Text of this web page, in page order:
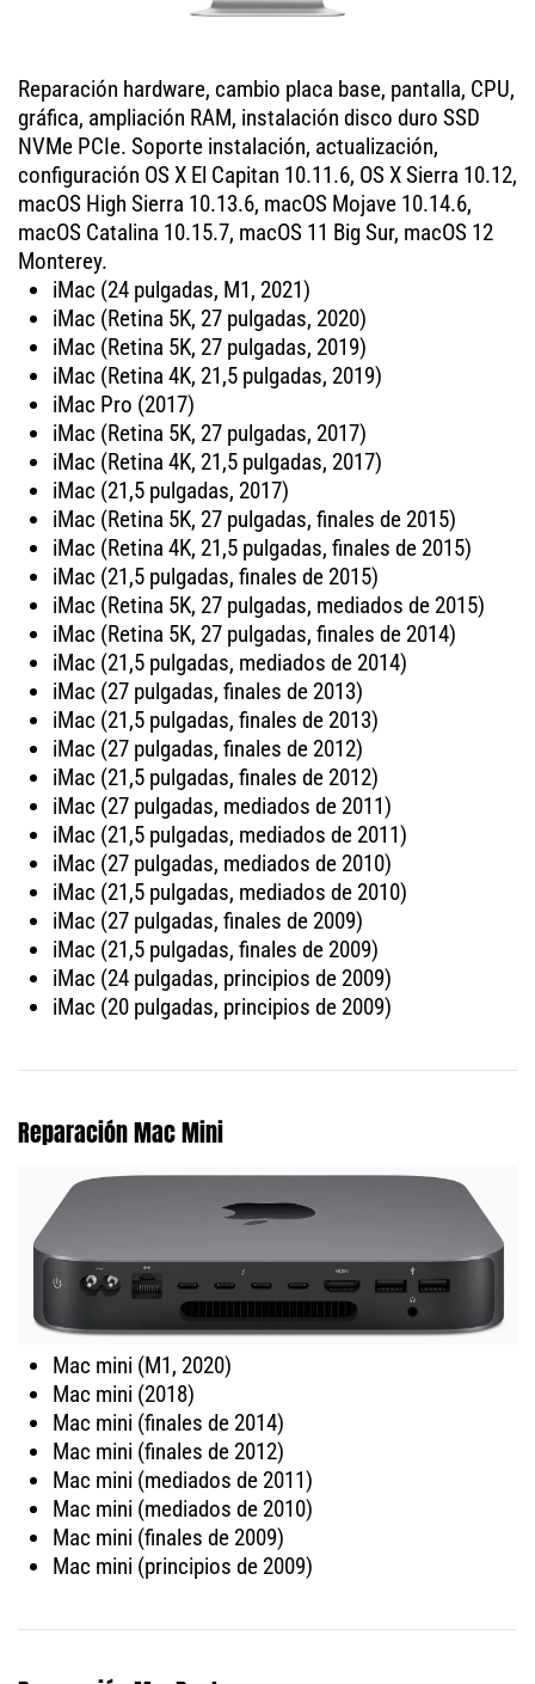
Reparación hardware, cambio placa base, pantalla, CPU,
gráfica, ampliación RAM, instalación disco duro SSD
NVMe PCIe. Soporte instalación, actualización,
configuración OS X El Capitan 10.11.6, OS X Sierra 10.12,
macOS High Sierra 10.13.6, macOS Mojave 10.14.6,
macOS Catalina 10.15.7, macOS 11 Big Sur, macOS 12
Monterey.
iMac (24 pulgadas, M1, 2021)
iMac (Retina 5K, 27 pulgadas, 2020)
iMac (Retina 5K, 27 pulgadas, 2019)
iMac (Retina 4K, 21,5 pulgadas, 2019)
iMac Pro (2017)
iMac (Retina 5K, 27 pulgadas, 2017)
iMac (Retina 4K, 21,5 pulgadas, 2017)
iMac (21,5 pulgadas, 2017)
iMac (Retina 5K, 27 pulgadas, finales de 2015)
iMac (Retina 4K, 21,5 pulgadas, finales de 2015)
iMac (21,5 pulgadas, finales de 2015)
iMac (Retina 5K, 27 pulgadas, mediados de 2015)
iMac (Retina 5K, 27 pulgadas, finales de 2014)
iMac (21,5 pulgadas, mediados de 2014)
iMac (27 pulgadas, finales de 2013)
iMac (21,5 pulgadas, finales de 2013)
iMac (27 pulgadas, finales de 2012)
iMac (21,5 pulgadas, finales de 2012)
iMac (27 pulgadas, mediados de 2011)
iMac (21,5 pulgadas, mediados de 2011)
iMac (27 pulgadas, mediados de 2010)
iMac (21,5 pulgadas, mediados de 2010)
iMac (27 pulgadas, finales de 2009)
iMac (21,5 pulgadas, finales de 2009)
iMac (24 pulgadas, principios de 2009)
iMac (20 pulgadas, principios de 2009)
Reparación Mac Mini
Mac mini (M1, 2020)
Mac mini (2018)
Mac mini (finales de 2014)
Mac mini (finales de 2012)
Mac mini (mediados de 2011)
Mac mini (mediados de 2010)
Mac mini (finales de 2009)
Mac mini (principios de 2009)